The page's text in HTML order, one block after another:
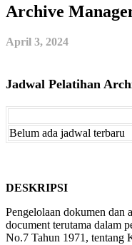
Archive
April 3, 2024
Jadwal Pelatihan
Belum ada jadwal terbaru
DESKRIPSI
Pengelolaan dokumen dan
document terutama dalam
No.7 Tahun 1971, tentang